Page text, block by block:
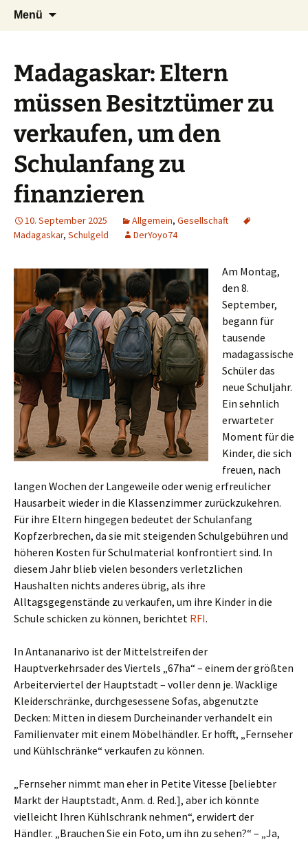
ZumAFRICA live
Seit 1998: Aktuelles aus und mit Bezug
zu Afrika
Menü
Madagaskar: Eltern
müssen Besitztümer zu
verkaufen, um den
Schulanfang zu
finanzieren
10. September 2025 Allgemein, Gesellschaft
Madagaskar, Schulgeld DerYoyo74
Am Montag,
den 8.
September,
begann für
tausende
madagassische
Schüler das
neue Schuljahr.
Ein sehnlich
erwarteter
Moment für die
Kinder, die sich
freuen, nach
langen Wochen der Langeweile oder wenig erfreulicher
Hausarbeit wieder in die Klassenzimmer zurückzukehren.
Für ihre Eltern hingegen bedeutet der Schulanfang
Kopfzerbrechen, da sie mit steigenden Schulgebühren und
höheren Kosten für Schulmaterial konfrontiert sind. In
diesem Jahr blieb vielen besonders verletzlichen
Haushalten nichts anderes übrig, als ihre
Alltagsgegenstände zu verkaufen, um ihre Kinder in die
Schule schicken zu können, berichtet RFI.
In Antananarivo ist der Mittelstreifen der
Hauptverkehrsader des Viertels „67ha“ – einem der größten
Arbeiterviertel der Hauptstadt – voller denn je. Wacklige
Kleiderschränke, durchgesessene Sofas, abgenutzte
Decken: Mitten in diesem Durcheinander verhandelt ein
Familienvater mit einem Möbelhändler. Er hofft, „Fernseher
und Kühlschränke“ verkaufen zu können.
„Fernseher nimmt man eher in Petite Vitesse [beliebter
Markt der Hauptstadt, Anm. d. Red.], aber ich könnte
vielleicht Ihren Kühlschrank nehmen“, erwidert der
Händler. „Brauchen Sie ein Foto, um ihn zu sehen?“ – „Ja,